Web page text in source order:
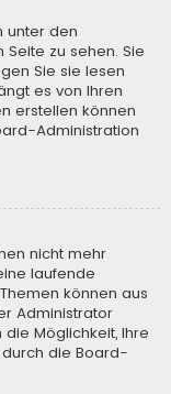
unter den
zu sehen. Sie
Sie sie lesen
es von Ihren
erstellen können
Administration
nicht mehr
laufende
können aus
Administrator
Möglichkeit, Ihre
die Board-